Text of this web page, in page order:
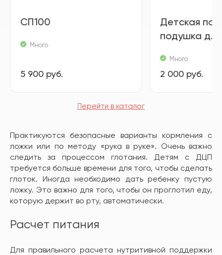
СП100
Много
5 900 руб.
Детская
подушка
Много
2 000 руб.
Перейти в каталог
Практикуются безопасные варианты кормления с
ложки или по методу «рука в руке». Очень важно
следить за процессом глотания. Детям с ДЦП
требуется больше времени для того, чтобы сделать
глоток. Иногда необходимо дать ребенку пустую
ложку. Это важно для того, чтобы он проглотил еду,
которую держит во рту, автоматически.
Расчет питания
Для правильного расчета нутритивной поддержки